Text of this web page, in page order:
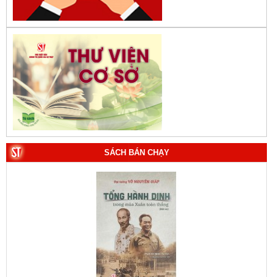
SÁCH BÁN CHẠY
1. Bác Hồ ở Pháp. Tác giả: Bảo tàng Hồ Chí Minh.
2. Lịch sử Chính phủ (5 tập). Tác giả: Ban Chỉ đạo biên